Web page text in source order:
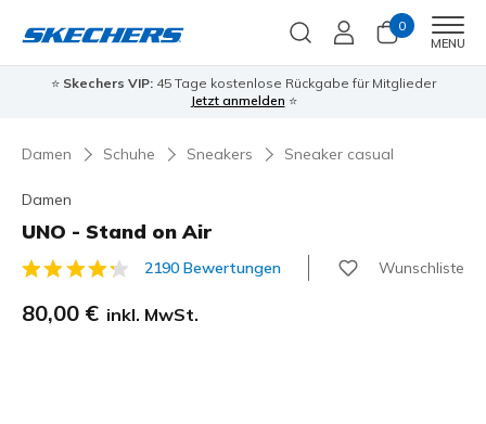
0
MENU
⭐ Skechers VIP:45 Tage kostenlose Rückgabe für Mitglieder
Jetzt anmelden ⭐
Damen Schuhe Sneakers Sneaker casual
Damen
UNO - Stand on Air
4,6 von 5 Kundenbewertungen
2190 Bewertungen Wunschliste
80,00 € inkl. MwSt.